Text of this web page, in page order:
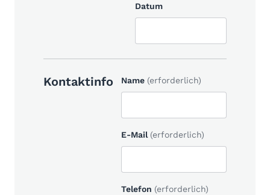
Datum
Kontaktinfo Name (erforderlich)
E-Mail (erforderlich)
Telefon (erforderlich)